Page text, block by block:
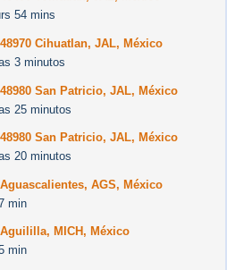
54 mins
Cihuatlan, JAL, México
3 minutos
San Patricio, JAL, México
25 minutos
San Patricio, JAL, México
20 minutos
AGS, México
min
MICH, México
min